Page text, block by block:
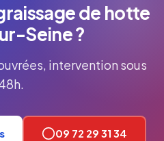
de hotte
Seine ?
intervention sous
09 72 29 31 34